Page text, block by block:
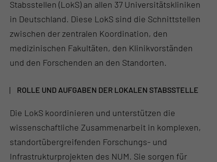
Stabsstellen (LokS) an allen 37 Universitätskliniken
in Deutschland. Diese LokS sind die Schnittstellen
zwischen der zentralen Koordination, den
medizinischen Fakultäten, den Klinikvorständen
und den Forschenden an den Standorten.
ROLLE UND AUFGABEN DER LOKALEN STABSSTELLE
Die LokS koordinieren und unterstützen die
wissenschaftliche Zusammenarbeit in komplexen,
standortübergreifenden Forschungs- und
Infrastrukturprojekten des NUM. Sie sorgen für